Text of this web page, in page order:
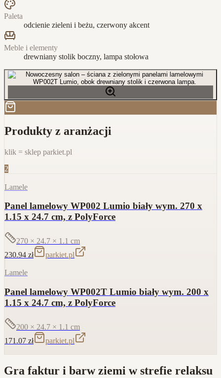
Paleta
odcienie zieleni i beżu, czerwony akcent
Meble i elementy
drewniany stolik boczny, lampa stołowa
Produkty z aranżacji
klik = sklep parkiet.pl
2
Lamele
Panel lamelowy WP002 Lumio biały wym. 270 x
1.15 x 24.7 cm, z PolyForce
270 × 24.7 × 1.1 cm
230.94 zł parkiet.pl
Lamele
Panel lamelowy WP002T Lumio biały wym. 200 x
1.15 x 24.7 cm, z PolyForce
200 × 24.7 × 1.1 cm
171.07 zł parkiet.pl
Gra faktur i barw ziemi w strefie relaksu